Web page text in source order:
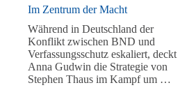
Im Zentrum der Macht
Während in Deutschland der
Konflikt zwischen BND und
Verfassungsschutz eskaliert, deckt
Anna Gudwin die Strategie von
Stephen Thaus im Kampf um …